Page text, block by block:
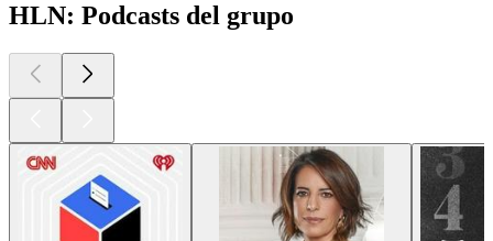
HLN: Podcasts del grupo